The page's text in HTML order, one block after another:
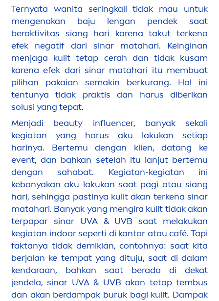
Ternyata wanita seringkali tidak mau untuk
mengenakan baju lengan pendek saat
beraktivitas siang hari karena takut terkena
efek negatif dari sinar matahari. Keinginan
menjaga kulit tetap cerah dan tidak kusam
karena efek dari sinar matahari itu membuat
pilihan pakaian semakin berkurang. Hal ini
tentunya tidak praktis dan harus diberikan
solusi yang tepat.
Menjadi beauty influencer, banyak sekali
kegiatan yang harus aku lakukan setiap
harinya. Bertemu dengan klien, datang ke
event, dan bahkan setelah itu lanjut bertemu
dengan sahabat. Kegiatan-kegiatan ini
kebanyakan aku lakukan saat pagi atau siang
hari, sehingga pastinya kulit akan terkena sinar
matahari. Banyak yang mengira kulit tidak akan
terpapar sinar UVA & UVB saat melakukan
kegiatan indoor seperti di kantor atau café. Tapi
faktanya tidak demikian, contohnya: saat kita
berjalan ke tempat yang dituju, saat di dalam
kendaraan, bahkan saat berada di dekat
jendela, sinar UVA & UVB akan tetap tembus
dan akan berdampak buruk bagi kulit. Dampak